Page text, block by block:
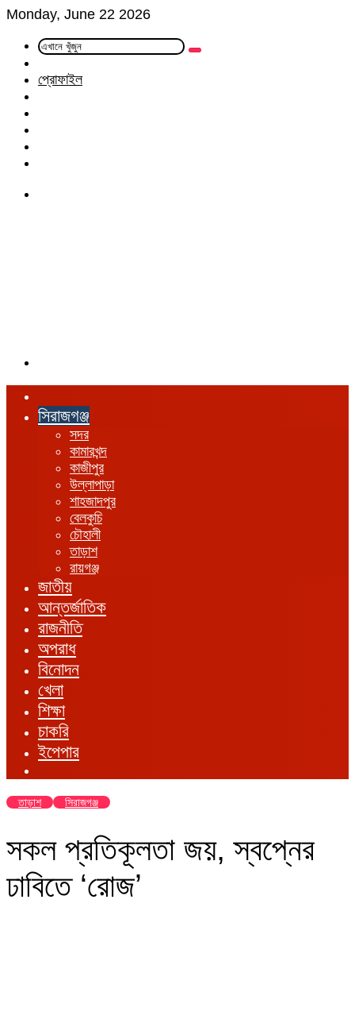
Monday, June 22 2026
এখানে
Article
প্রোফাইল
সিরাজগঞ্জ
সদর
কামারখন্দ
কাজীপুর
উল্লাপাড়া
শাহজাদপুর
বেলকুচি
চৌহালী
তাড়াশ
রায়গঞ্জ
জাতীয়
আন্তর্জাতিক
রাজনীতি
অপরাধ
বিনোদন
খেলা
শিক্ষা
চাকরি
ইপেপার
তাড়াশ সিরাজগঞ্জ
সকল প্রতিকূলতা জয়, স্বপ্নের
ঢাবিতে ‘রোজ’